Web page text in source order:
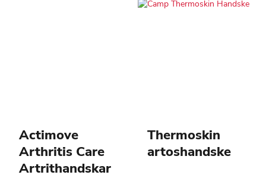
Actimove
Arthritis Care
Artrithandskar
Thermoskin
artoshandske